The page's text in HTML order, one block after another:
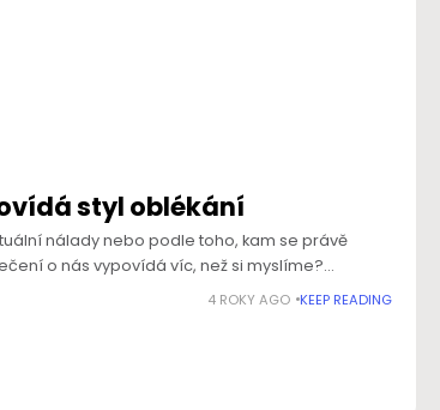
styl oblékání
nálady nebo podle toho, kam se právě
o nás vypovídá víc, než si myslíme?
oblékání a poznejte
4 ROKY AGO KEEP READING